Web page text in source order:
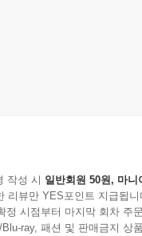
작성 시 일반회원 50원, 마니
리뷰만 YES포인트 지급됩니
정 시점부터 마지막 회차 주
ray, 패션 및 판매금지 상